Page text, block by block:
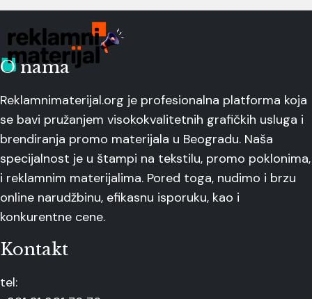
O nama
Reklamnimaterijal.org je profesionalna platforma koja
se bavi pružanjem visokokvalitetnih grafičkih usluga i
brendiranja promo materijala u Beogradu. Naša
specijalnost je u štampi na tekstilu, promo poklonima,
i reklamnim materijalima. Pored toga, nudimo i brzu
online narudžbinu, efikasnu isporuku, kao i
konkurentne cene.
Kontakt
tel: